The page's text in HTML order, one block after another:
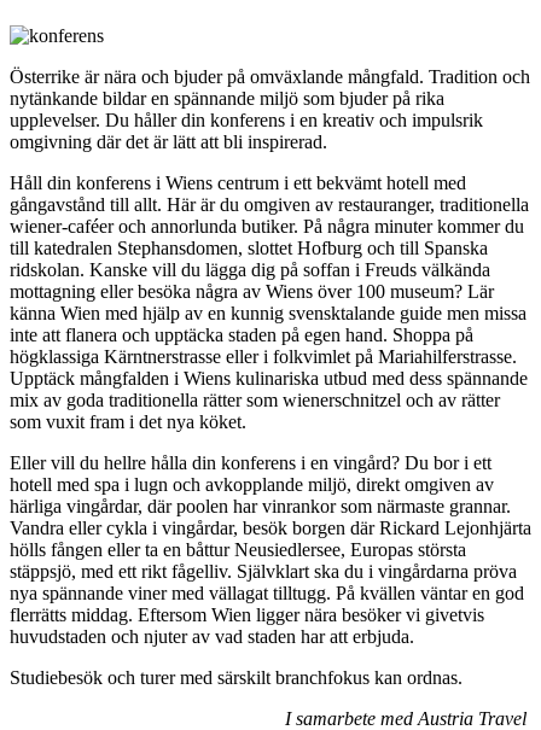
Österrike är nära och bjuder på omväxlande mångfald. Tradition och
nytänkande bildar en spännande miljö som bjuder på rika
upplevelser. Du håller din konferens i en kreativ och impulsrik
omgivning där det är lätt att bli inspirerad.
Håll din konferens i Wiens centrum i ett bekvämt hotell med
gångavstånd till allt. Här är du omgiven av restauranger, traditionella
wiener-caféer och annorlunda butiker. På några minuter kommer du
till katedralen Stephansdomen, slottet Hofburg och till Spanska
ridskolan. Kanske vill du lägga dig på soffan i Freuds välkända
mottagning eller besöka några av Wiens över 100 museum? Lär
känna Wien med hjälp av en kunnig svensktalande guide men missa
inte att flanera och upptäcka staden på egen hand. Shoppa på
högklassiga Kärntnerstrasse eller i folkvimlet på Mariahilferstrasse.
Upptäck mångfalden i Wiens kulinariska utbud med dess spännande
mix av goda traditionella rätter som wienerschnitzel och av rätter
som vuxit fram i det nya köket.
Eller vill du hellre hålla din konferens i en vingård? Du bor i ett
hotell med spa i lugn och avkopplande miljö, direkt omgiven av
härliga vingårdar, där poolen har vinrankor som närmaste grannar.
Vandra eller cykla i vingårdar, besök borgen där Rickard Lejonhjärta
hölls fången eller ta en båttur Neusiedlersee, Europas största
stäppsjö, med ett rikt fågelliv. Självklart ska du i vingårdarna pröva
nya spännande viner med vällagat tilltugg. På kvällen väntar en god
flerrätts middag. Eftersom Wien ligger nära besöker vi givetvis
huvudstaden och njuter av vad staden har att erbjuda.
Studiebesök och turer med särskilt branchfokus kan ordnas.
I samarbete med Austria Travel